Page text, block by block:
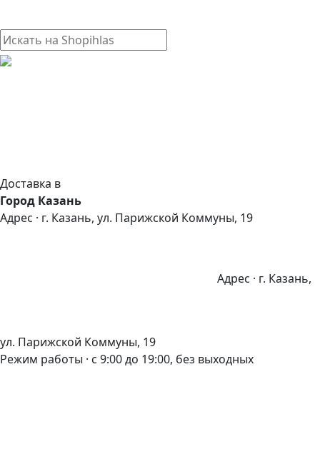
Доставка в
Город Казань
Адрес · г. Казань, ул. Парижской Коммуны, 19
Адрес · г. Казань,
ул. Парижской Коммуны, 19
Режим работы · с 9:00 до 19:00, без выходных